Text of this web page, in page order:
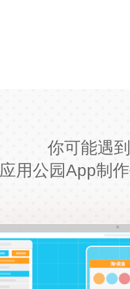
你可能遇
应用公园App制